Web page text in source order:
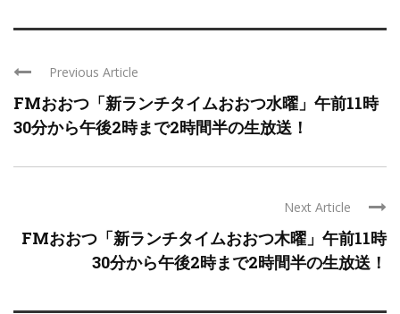
Previous Article
FMおおつ「新ランチタイムおおつ水曜」午前11時
30分から午後2時まで2時間半の生放送！
Next Article
FMおおつ「新ランチタイムおおつ木曜」午前11時
30分から午後2時まで2時間半の生放送！